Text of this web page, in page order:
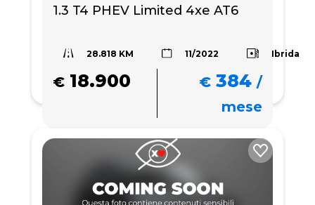
1.3 T4 PHEV Limited 4xe AT6
28.818 KM 11/2022 Ibrida
€ 18.900 € 384 /
mese